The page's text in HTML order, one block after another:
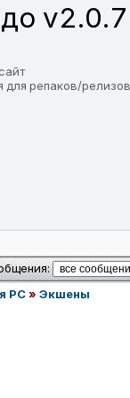
для репаков/релизов
PC» Экшены